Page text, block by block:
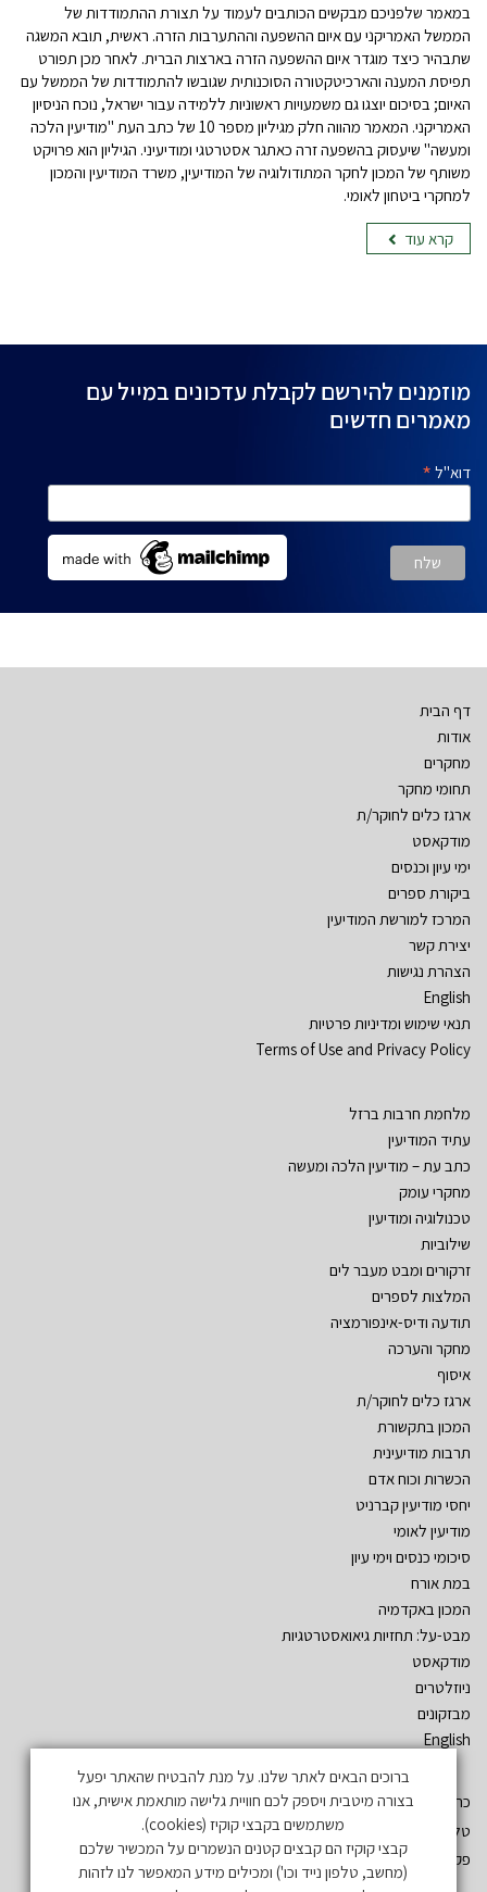
במאמר שלפניכם מבקשים הכותבים לעמוד על תצורת ההתמודדות של
הממשל האמריקני עם איום ההשפעה וההתערבות הזרה. ראשית, תובא המשגה
שתבהיר כיצד מוגדר איום ההשפעה הזרה בארצות הברית. לאחר מכן תפורט
תפיסת המענה והארכיטקטורה הסוכנותית שגובשו להתמודדות של הממשל עם
האיום; בסיכום יוצגו גם משמעויות ראשוניות ללמידה עבור ישראל, נוכח הניסיון
האמריקני. המאמר מהווה חלק מגיליון מספר 10 של כתב העת "מודיעין הלכה
ומעשה" שיעסוק בהשפעה זרה כאתגר אסטרטגי ומודיעיני. הגיליון הוא פרויקט
משותף של המכון לחקר המתודולוגיה של המודיעין, משרד המודיעין והמכון
למחקרי ביטחון לאומי.
קרא עוד
מוזמנים להירשם לקבלת עדכונים במייל עם
מאמרים חדשים
דוא"ל *
דף הבית
אודות
מחקרים
תחומי מחקר
ארגז כלים לחוקר/ת
מודקאסט
ימי עיון וכנסים
ביקורת ספרים
המרכז למורשת המודיעין
יצירת קשר
הצהרת נגישות
English
תנאי שימוש ומדיניות פרטיות
Terms of Use and Privacy Policy
מלחמת חרבות ברזל
עתיד המודיעין
כתב עת – מודיעין הלכה ומעשה
מחקרי עומק
טכנולוגיה ומודיעין
שילוביות
זרקורים ומבט מעבר לים
המלצות לספרים
תודעה ודיס-אינפורמציה
מחקר והערכה
איסוף
ארגז כלים לחוקר/ת
המכון בתקשורת
תרבות מודיעינית
הכשרות וכוח אדם
יחסי מודיעין קברניט
מודיעין לאומי
סיכומי כנסים וימי עיון
במת אורח
המכון באקדמיה
מבט-על: תחזיות גיאואסטרטגיות
מודקאסט
ניוזלטרים
מבזקונים
English
כתובת: שד´ אהרון יריב – גלילות. ת.ד. 3555 רמת השרון 47134
טל: 03-5497019
פקס: 03-5497731
ברוכים הבאים לאתר שלנו. על מנת להבטיח שהאתר יפעל
בצורה מיטבית ויספק לכם חוויית גלישה מותאמת אישית, אנו
משתמשים בקבצי קוקיז (cookies).
קבצי קוקיז הם קבצים קטנים הנשמרים על המכשיר שלכם
(מחשב, טלפון נייד וכו') ומכילים מידע המאפשר לנו לזהות